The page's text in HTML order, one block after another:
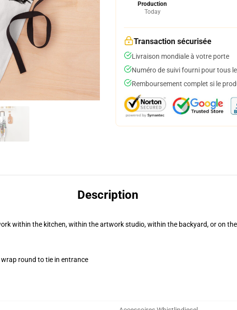
Production
Today
Transaction sécurisée
Livraison mondiale à votre porte
Numéro de suivi fourni pour tous
Remboursement complet si le
Description
within the kitchen, within the artwork studio, within the backyard, or on the
round to tie in entrance